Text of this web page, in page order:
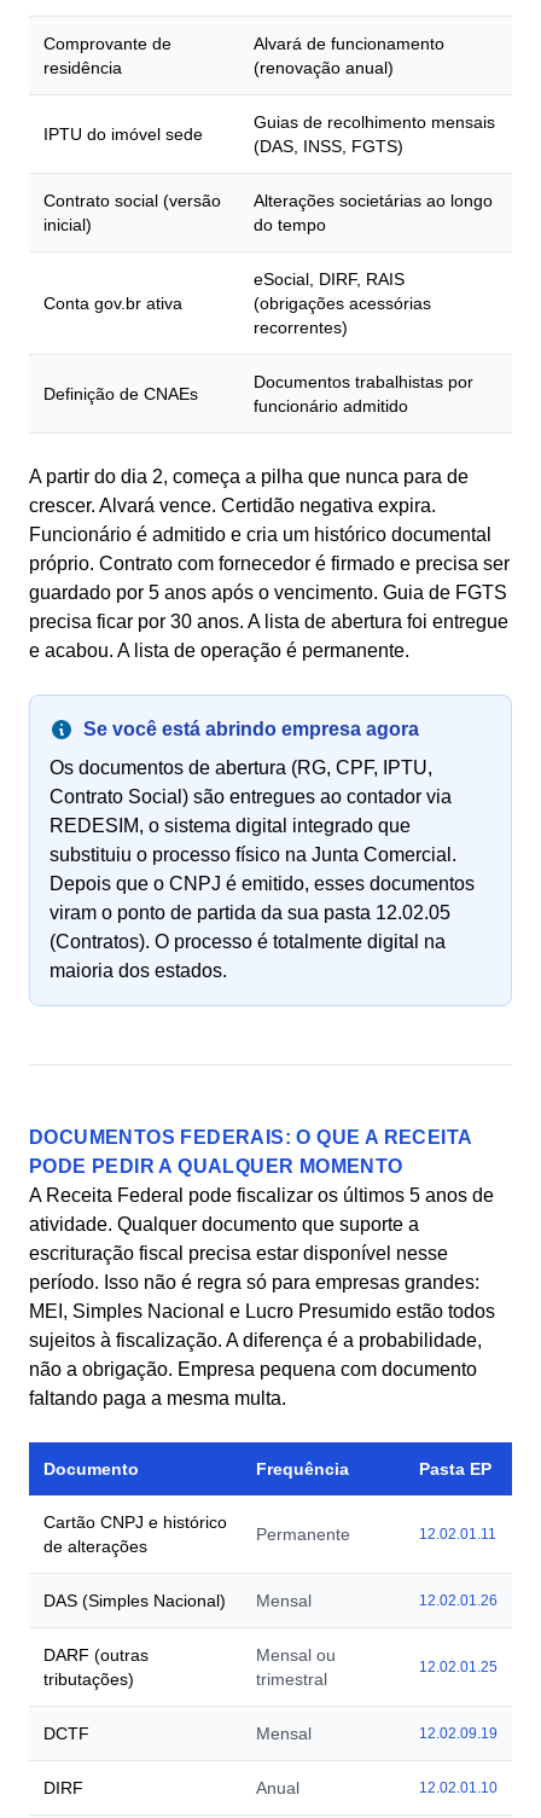
Comprovante de
residência
Alvará de funcionamento
(renovação anual)
IPTU do imóvel sede
Guias de recolhimento mensais
(DAS, INSS, FGTS)
Contrato social (versão
inicial)
Alterações societárias ao longo
do tempo
Conta gov.br ativa
eSocial, DIRF, RAIS
(obrigações acessórias
recorrentes)
Definição de CNAEs
Documentos trabalhistas por
funcionário admitido
A partir do dia 2, começa a pilha que nunca para de
crescer. Alvará vence. Certidão negativa expira.
Funcionário é admitido e cria um histórico documental
próprio. Contrato com fornecedor é firmado e precisa ser
guardado por 5 anos após o vencimento. Guia de FGTS
precisa ficar por 30 anos. A lista de abertura foi entregue
e acabou. A lista de operação é permanente.
Se você está abrindo empresa agora
Os documentos de abertura (RG, CPF, IPTU,
Contrato Social) são entregues ao contador via
REDESIM, o sistema digital integrado que
substituiu o processo físico na Junta Comercial.
Depois que o CNPJ é emitido, esses documentos
viram o ponto de partida da sua pasta 12.02.05
(Contratos). O processo é totalmente digital na
maioria dos estados.
DOCUMENTOS FEDERAIS: O QUE A RECEITA
PODE PEDIR A QUALQUER MOMENTO
A Receita Federal pode fiscalizar os últimos 5 anos de
atividade. Qualquer documento que suporte a
escrituração fiscal precisa estar disponível nesse
período. Isso não é regra só para empresas grandes:
MEI, Simples Nacional e Lucro Presumido estão todos
sujeitos à fiscalização. A diferença é a probabilidade,
não a obrigação. Empresa pequena com documento
faltando paga a mesma multa.
Documento Frequência Pasta EP
Cartão CNPJ e histórico
de alterações
Permanente 12.02.01.11
DAS (Simples Nacional) Mensal 12.02.01.26
DARF (outras
tributações)
Mensal ou
trimestral
12.02.01.25
DCTF Mensal 12.02.09.19
DIRF Anual 12.02.01.10